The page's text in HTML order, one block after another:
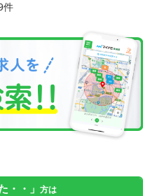
件
・・」 方は